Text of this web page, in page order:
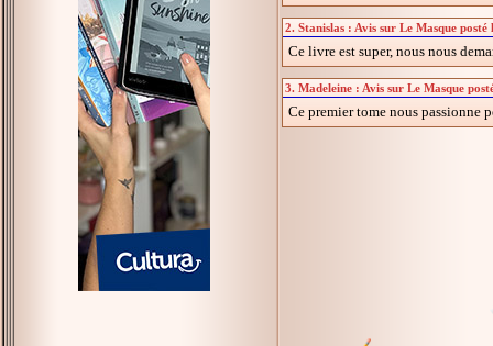
2. Stanislas : Avis sur Le Masque posté
Ce livre est super, nous nous
3. Madeleine : Avis sur Le Masque
Ce premier tome nous passionne